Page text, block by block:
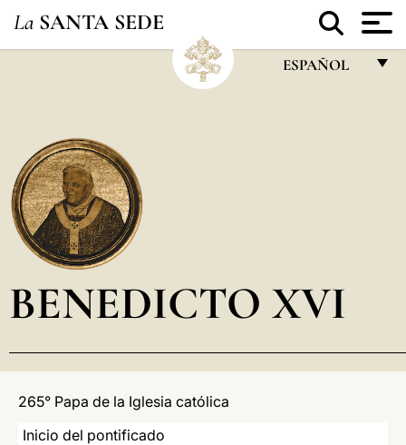
La SANTA SEDE
ESPAÑOL
POLSKI
العربيّة
BENEDICTO XVI
265° Papa de la Iglesia católica
Inicio del pontificado